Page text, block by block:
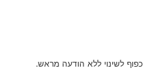
כפוף לשינוי ללא הודעה מראש.